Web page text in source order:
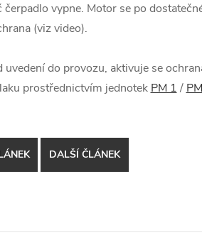
vypne. Motor se po
(viz video).
do provozu, aktivuje se
prostřednictvím jednotek PM 1/
DALŠÍ ČLÁNEK